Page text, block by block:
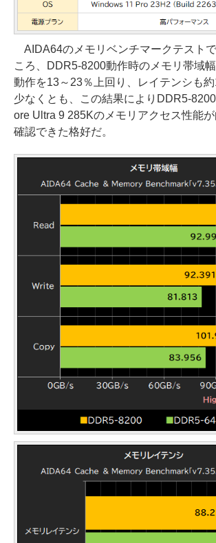
AIDA64のメモリベンチマークテスト
ころ、DDR5-8200動作時のメモリ帯域
動作を13～23％上回り、レイテンシも約
少なくとも、この結果によりDDR5-
ore Ultra 9 285Kのメモリアクセス性能
確認できた格好だ。